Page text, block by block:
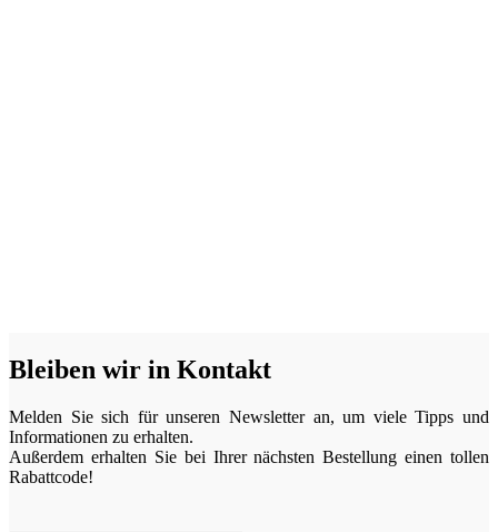
Bleiben wir in Kontakt
Melden Sie sich für unseren Newsletter an, um viele Tipps und
Informationen zu erhalten.
Außerdem erhalten Sie bei Ihrer nächsten Bestellung einen tollen
Rabattcode!